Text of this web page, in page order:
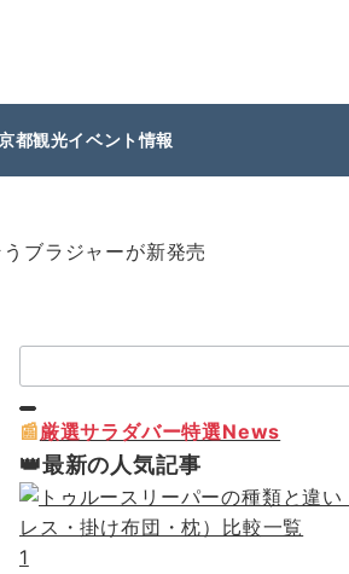
都観光イベント情報
ブラジャーが新発売
索：
📰厳選サラダバー特選News
👑最新の人気記事
1